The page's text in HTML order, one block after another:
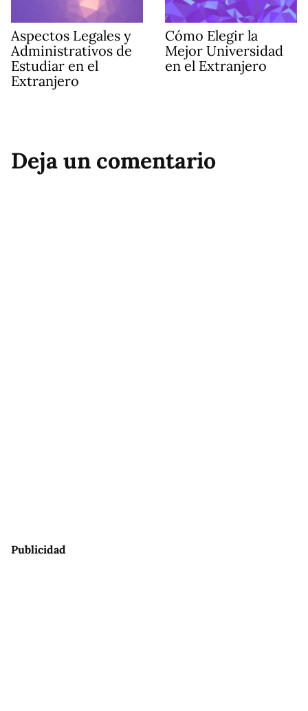
Aspectos Legales y
Administrativos de
Estudiar en el
Extranjero
Cómo Elegir la
Mejor Universidad
en el Extranjero
Deja un comentario
Publicidad